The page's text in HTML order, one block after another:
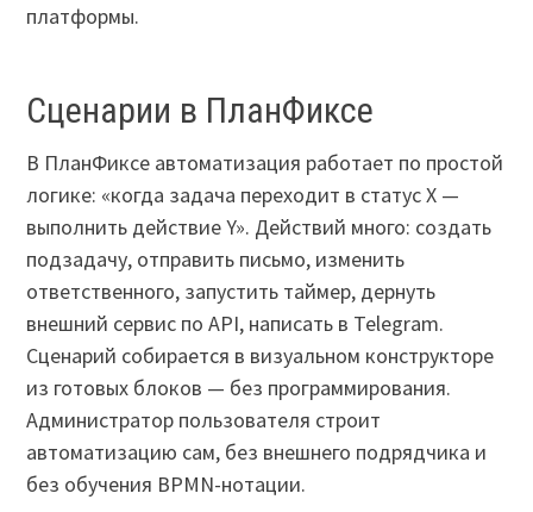
платформы.
Сценарии в ПланФиксе
В ПланФиксе автоматизация работает по простой
логике: «когда задача переходит в статус X —
выполнить действие Y». Действий много: создать
подзадачу, отправить письмо, изменить
ответственного, запустить таймер, дернуть
внешний сервис по API, написать в Telegram.
Сценарий собирается в визуальном конструкторе
из готовых блоков — без программирования.
Администратор пользователя строит
автоматизацию сам, без внешнего подрядчика и
без обучения BPMN-нотации.